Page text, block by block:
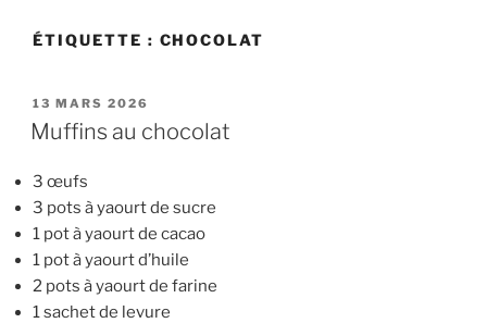
ÉTIQUETTE : CHOCOLAT
PUBLIÉ
LE
13 MARS 2026
Muffins au chocolat
3 œufs
3 pots à yaourt de sucre
1 pot à yaourt de cacao
1 pot à yaourt d’huile
2 pots à yaourt de farine
1 sachet de levure